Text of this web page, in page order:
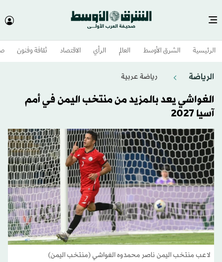
الرئيسية الشرق الأوسط​ العالم الرأي الاقتصاد ثقافة وفنون
الرياضة رياضة عربية
الغواشي يعد بالمزيد من منتخب اليمن في أمم
آسيا 2027
لاعب منتخب اليمن ناصر محمدوه الغواشي (منتخب اليمن)